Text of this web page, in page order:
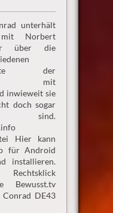
unterhält
Norbert
über die
der
mit
inwieweit sie
doch sogar
sind.
Hier kann
für Android
installieren.
Bewusst.tv
DE43